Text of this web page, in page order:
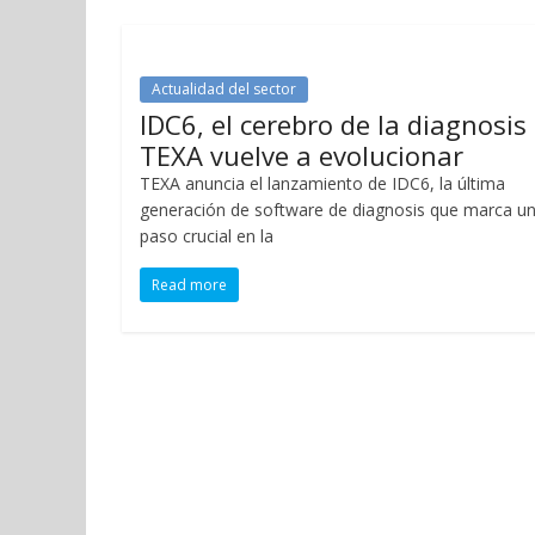
Actualidad del sector
IDC6, el cerebro de la diagnosis
TEXA vuelve a evolucionar
TEXA anuncia el lanzamiento de IDC6, la última
generación de software de diagnosis que marca un
paso crucial en la
Read more